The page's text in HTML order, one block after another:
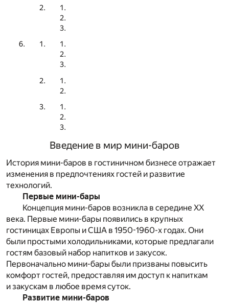
Введение в мир мини-баров
История мини-баров в гостиничном бизнесе отражает
изменения в предпочтениях гостей и развитие
технологий.
Первые мини-бары
Концепция мини-баров возникла в середине XX
века. Первые мини-бары появились в крупных
гостиницах Европы и США в 1950-1960-х годах. Они
были простыми холодильниками, которые предлагали
гостям базовый набор напитков и закусок.
Первоначально мини-бары были призваны повысить
комфорт гостей, предоставляя им доступ к напиткам
и закускам в любое время суток.
Развитие мини-баров